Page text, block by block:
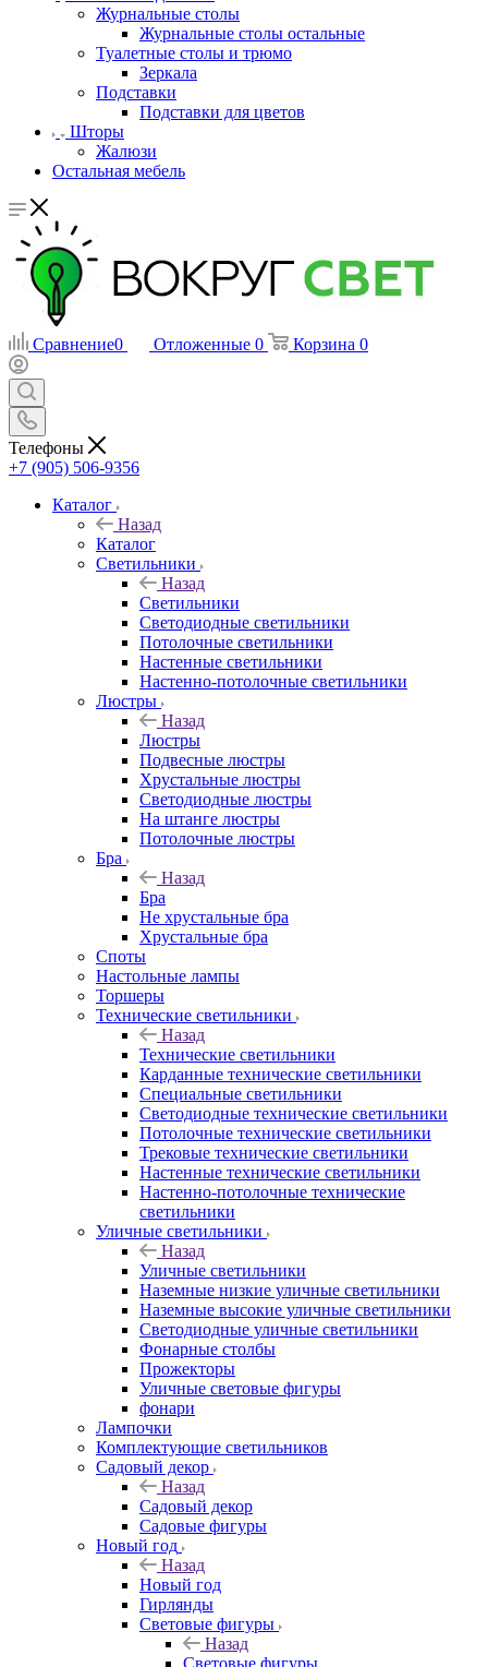
Журнальные столы
Журнальные столы остальные
Туалетные столы и трюмо
Зеркала
Подставки
Подставки для цветов
Шторы
Жалюзи
Остальная мебель
Сравнение0 Отложенные 0 Корзина 0
Телефоны
+7 (905) 506-9356
Каталог
Назад
Каталог
Светильники
Назад
Светильники
Светодиодные светильники
Потолочные светильники
Настенные светильники
Настенно-потолочные светильники
Люстры
Назад
Люстры
Подвесные люстры
Хрустальные люстры
Светодиодные люстры
На штанге люстры
Потолочные люстры
Бра
Назад
Бра
Не хрустальные бра
Хрустальные бра
Споты
Настольные лампы
Торшеры
Технические светильники
Назад
Технические светильники
Карданные технические светильники
Специальные светильники
Светодиодные технические светильники
Потолочные технические светильники
Трековые технические светильники
Настенные технические светильники
Настенно-потолочные технические
светильники
Уличные светильники
Назад
Уличные светильники
Наземные низкие уличные светильники
Наземные высокие уличные светильники
Светодиодные уличные светильники
Фонарные столбы
Прожекторы
Уличные световые фигуры
фонари
Лампочки
Комплектующие светильников
Садовый декор
Назад
Садовый декор
Садовые фигуры
Новый год
Назад
Новый год
Гирлянды
Световые фигуры
Назад
Световые фигуры